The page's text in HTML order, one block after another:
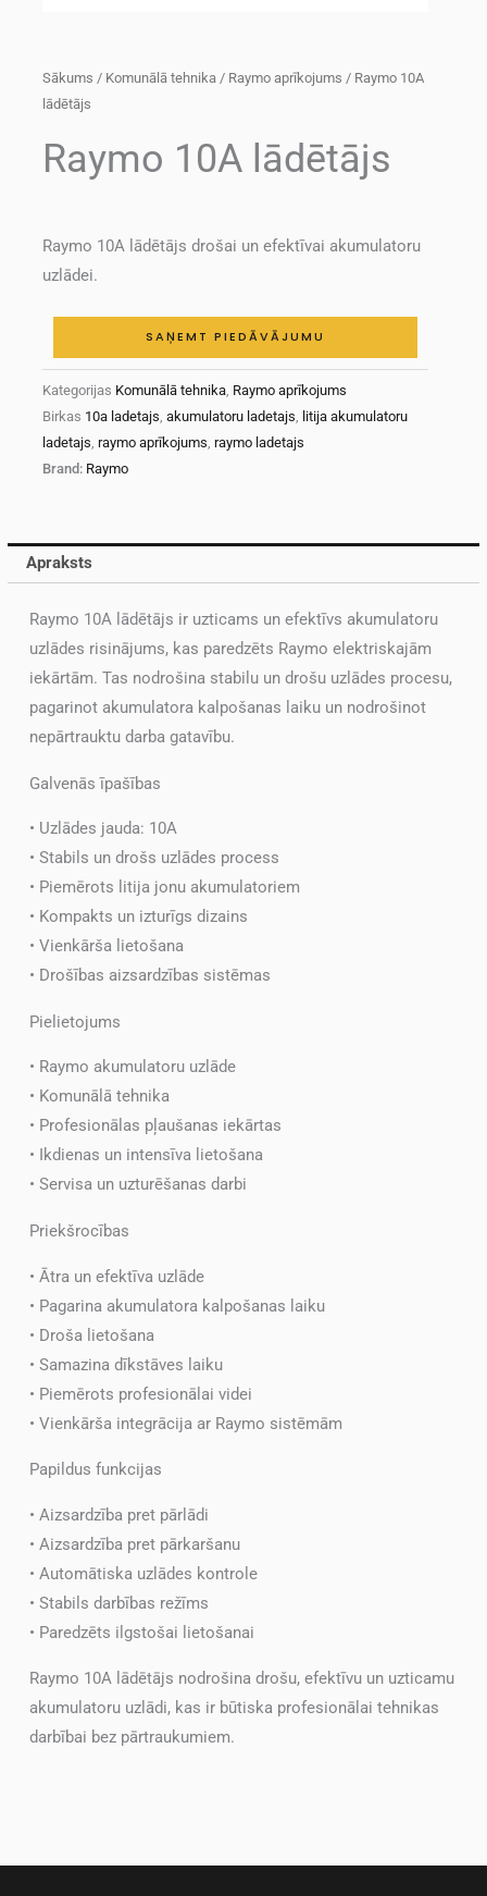
Sākums / Komunālā tehnika / Raymo aprīkojums / Raymo 10A
lādētājs
Raymo 10A lādētājs
Raymo 10A lādētājs drošai un efektīvai akumulatoru
uzlādei.
SAŅEMT PIEDĀVĀJUMU
Kategorijas Komunālā tehnika Raymo aprīkojums
Birkas 10a ladetajs ,akumulatoru ladetajs
litija akumulatoru
ladetajs ,raymo aprīkojums ,raymo ladetajs
Brand: Raymo
Apraksts
Raymo 10A lādētājs ir uzticams un efektīvs akumulatoru
uzlādes risinājums, kas paredzēts Raymo elektriskajām
iekārtām. Tas nodrošina stabilu un drošu uzlādes procesu,
pagarinot akumulatora kalpošanas laiku un nodrošinot
nepārtrauktu darba gatavību.
Galvenās īpašības
• Uzlādes jauda: 10A
• Stabils un drošs uzlādes process
• Piemērots litija jonu akumulatoriem
• Kompakts un izturīgs dizains
• Vienkārša lietošana
• Drošības aizsardzības sistēmas
Pielietojums
• Raymo akumulatoru uzlāde
• Komunālā tehnika
• Profesionālas pļaušanas iekārtas
• Ikdienas un intensīva lietošana
• Servisa un uzturēšanas darbi
Priekšrocības
• Ātra un efektīva uzlāde
• Pagarina akumulatora kalpošanas laiku
• Droša lietošana
• Samazina dīkstāves laiku
• Piemērots profesionālai videi
• Vienkārša integrācija ar Raymo sistēmām
Papildus funkcijas
• Aizsardzība pret pārlādi
• Aizsardzība pret pārkaršanu
• Automātiska uzlādes kontrole
• Stabils darbības režīms
• Paredzēts ilgstošai lietošanai
Raymo 10A lādētājs nodrošina drošu, efektīvu un uzticamu
akumulatoru uzlādi, kas ir būtiska profesionālai tehnikas
darbībai bez pārtraukumiem.